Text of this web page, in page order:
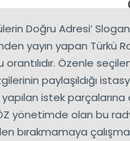
Doğru Adresi’
yayın yapan Türkü
orantılıdır. Özenle
paylaşıldığı
istek parçalarına
yönetimde olan bu
bırakmamaya